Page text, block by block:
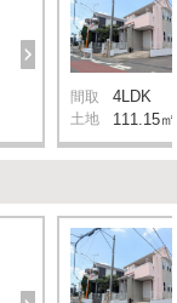
間取 4LDK
土地 111.15㎡